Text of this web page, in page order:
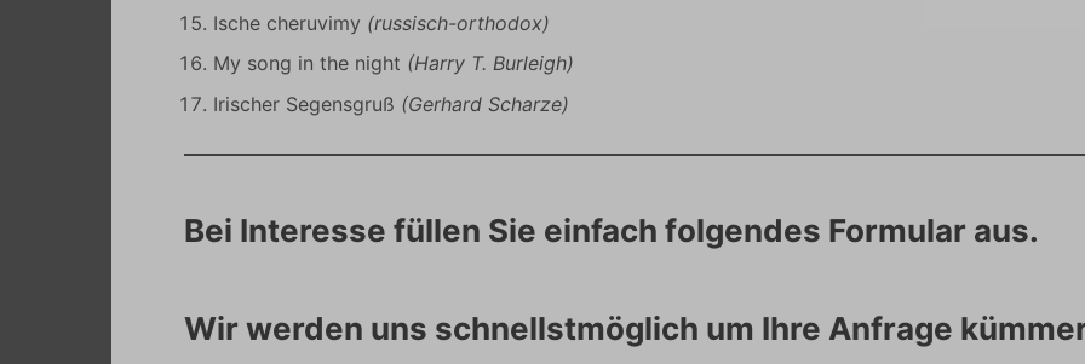
Ische cheruvimy (russisch-orthodox)
My song in the night (Harry T. Burleigh)
Irischer Segensgruß (Gerhard Scharze)
Bei Interesse füllen Sie einfach folgendes Formular aus.
Wir werden uns schnellstmöglich um Ihre Anfrage